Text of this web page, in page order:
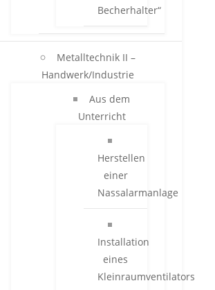
Becherhalter“
Metalltechnik II –
Handwerk/Industrie
Aus dem
Unterricht
Herstellen
einer
Nassalarmanlage
Installation
eines
Kleinraumventilators